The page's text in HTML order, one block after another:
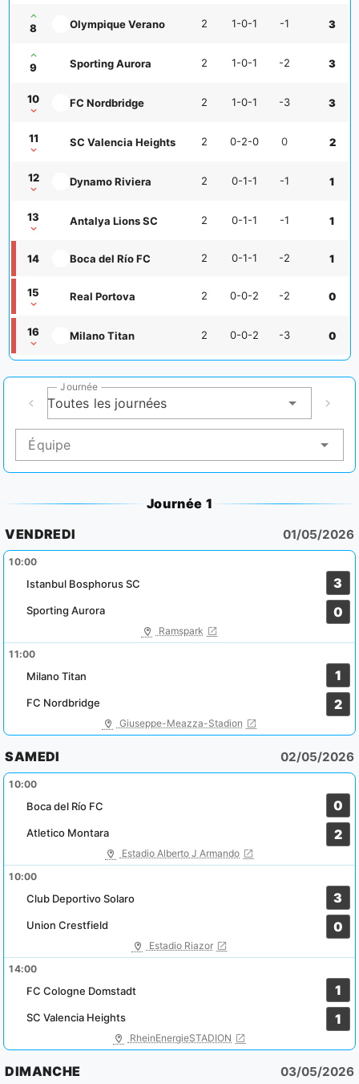
8 Olympique Verano 2 1-0-1 -1 3
9 Sporting Aurora 2 1-0-1 -2 3
10 FC Nordbridge 2 1-0-1 -3 3
11 SC Valencia Heights 2 0-2-0 0 2
12 Dynamo Riviera 2 0-1-1 -1 1
13 Antalya Lions SC 2 0-1-1 -1 1
14 Boca del Río FC 2 0-1-1 -2 1
15 Real Portova 2 0-0-2 -2 0
16 Milano Titan 2 0-0-2 -3 0
Toutes les journées
Journée
Équipe
Journée 1
VENDREDI
01/05/2026
10:00
Istanbul Bosphorus SC
3
0
Sporting Aurora
Ramspark
11:00
Milano Titan
1
2
FC Nordbridge
Giuseppe-Meazza-Stadion
SAMEDI 02/05/2026
10:00
Boca del Río FC
0
2
Atletico Montara
Estadio Alberto J Armando
10:00
Club Deportivo Solaro
3
0
Union Crestfield
Estadio Riazor
14:00
FC Cologne Domstadt
1
1
SC Valencia Heights
RheinEnergieSTADION
DIMANCHE 03/05/2026